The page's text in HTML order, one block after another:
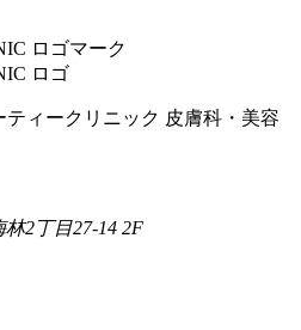
ティークリニック 皮膚科・美容
2丁目27-14 2F